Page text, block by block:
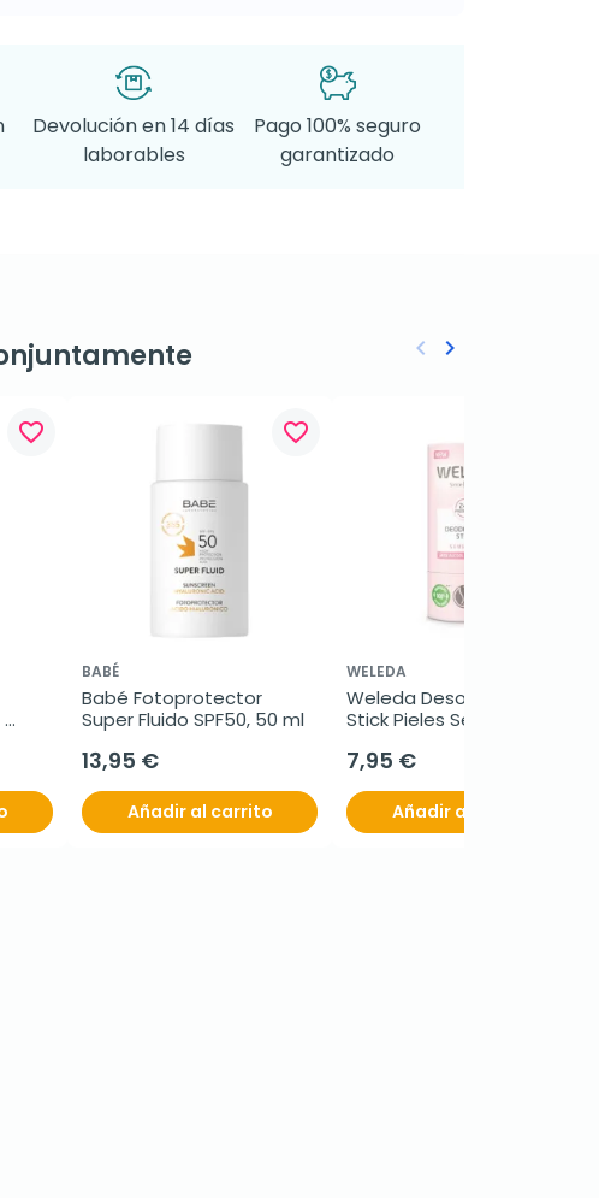
Devolución en 14 días
laborables
Pago 100% seguro
garantizado
favorite_border favorite_border
BABÉ
Babé Fotoprotector
Super Fluido SPF50, 50 ml
13,95 €
Añadir al carrito
WELEDA
Weleda Desodorante
Stick Pieles Sensibles, 50 g
7,95 €
Añadir al carrito
Anterior
keyboard_arrow_left Siguiente
keyboard_arrow_right